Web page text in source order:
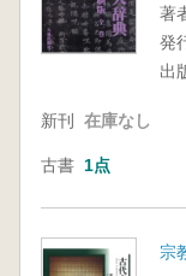
著
発
出
新刊 在庫なし
古書 1点
宗